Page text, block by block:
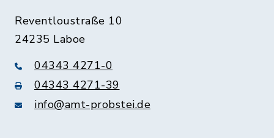
Reventloustraße 10
24235 Laboe
04343 4271-0
04343 4271-39
info@amt-probstei.de